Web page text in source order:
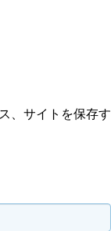
、サイトを保存す